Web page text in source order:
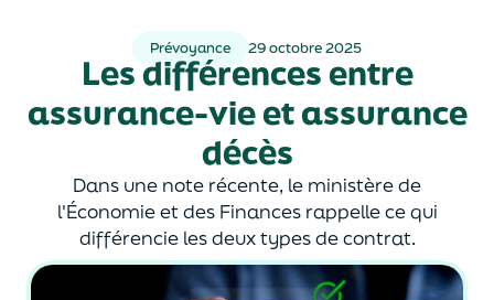
Prévoyance 29 octobre 2025
Les différences entre
assurance-vie et assurance
décès
Dans une note récente, le ministère de
l'Économie et des Finances rappelle ce qui
différencie les deux types de contrat.